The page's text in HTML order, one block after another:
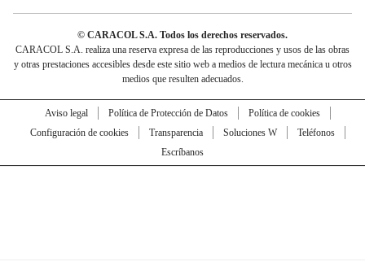
© CARACOL S.A. Todos los derechos reservados.
CARACOL S.A. realiza una reserva expresa de las reproducciones y usos de las obras
y otras prestaciones accesibles desde este sitio web a medios de lectura mecánica u otros
medios que resulten adecuados.
Aviso legal Política de Protección de Datos
Política de cookies
Configuración de cookies
Transparencia Soluciones W
Teléfonos
Escríbanos